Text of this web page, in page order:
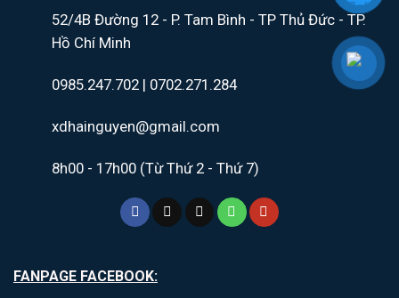
52/4B Đường 12 - P. Tam Bình - TP Thủ Đức - TP.
Hồ Chí Minh
0985.247.702 | 0702.271.284
xdhainguyen@gmail.com
8h00 - 17h00 (Từ Thứ 2 - Thứ 7)
FANPAGE FACEBOOK: